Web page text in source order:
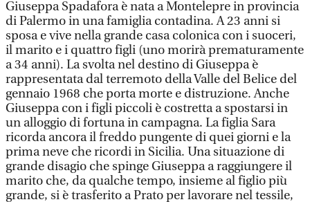
Giuseppa Spadafora è nata a Montelepre in provincia
di Palermo in una famiglia contadina. A 23 anni si
sposa e vive nella grande casa colonica con i suoceri,
il marito e i quattro figli (uno morirà prematuramente
a 34 anni). La svolta nel destino di Giuseppa è
rappresentata dal terremoto della Valle del Belice del
gennaio 1968 che porta morte e distruzione. Anche
Giuseppa con i figli piccoli è costretta a spostarsi in
un alloggio di fortuna in campagna. La figlia Sara
ricorda ancora il freddo pungente di quei giorni e la
prima neve che ricordi in Sicilia. Una situazione di
grande disagio che spinge Giuseppa a raggiungere il
marito che, da qualche tempo, insieme al figlio più
grande, si è trasferito a Prato per lavorare nel tessile,